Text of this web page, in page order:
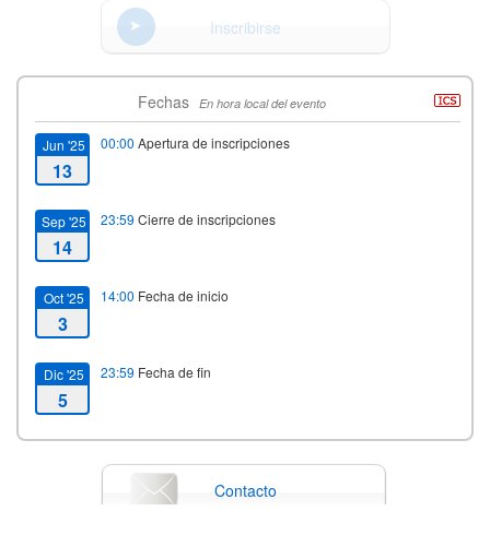
Inscribirse
Fechas En hora local del evento
Jun '25
13
00:00 Apertura de inscripciones
Sep '25
14
23:59 Cierre de inscripciones
Oct '25
3
14:00 Fecha de inicio
Dic '25
5
23:59 Fecha de fin
Contacto